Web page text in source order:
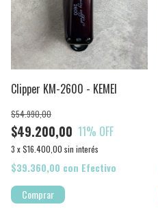
Clipper KM-2600 - KEMEI
$49.200,00
$54.990,00
11% OFF
3 x$16.400,00 sin interés
$39.360,00 con Efectivo